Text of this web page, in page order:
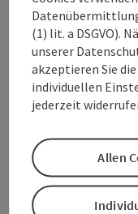
Kontakt
Öffnungszeiten
Anreise/Lage
(1) lit. a DSGVO).
unserer
akzeptieren Sie
individuellen
jederzeit
Allen